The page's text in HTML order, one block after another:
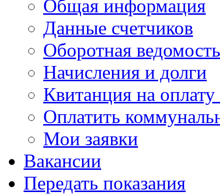
Общая информация
Данные счетчиков
Оборотная ведомость
Начисления и долги
Квитанция на
Оплатить
Мои заявки
Вакансии
Передать показания